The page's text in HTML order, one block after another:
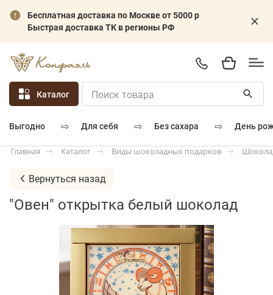
Бесплатная доставка по Москве от 5000 р
Быстрая доставка ТК в регионы РФ
Каталог
выгодно ⇨ для себя ⇨ без сахара ⇨ день
Главная Каталог Виды шоколадных подарков
Вернуться назад
"Овен" открытка белый шоколад